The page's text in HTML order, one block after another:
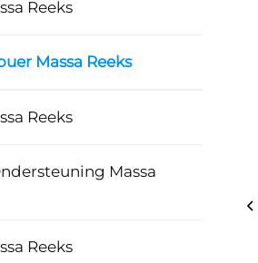
Reeks
Massa Reeks
Reeks
Massa
Reeks